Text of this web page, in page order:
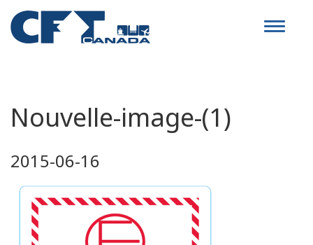
Toggle
Nouvelle-image-(1)
2015-06-16